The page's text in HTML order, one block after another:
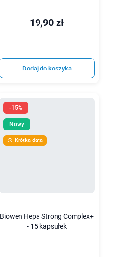
19,90 zł
Dodaj do koszyka
-15%
Nowy
 Krótka data
Biowen Hepa Strong Complex+
- 15 kapsułek